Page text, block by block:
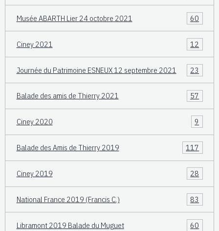
Musée ABARTH Lier 24 octobre 2021 60
Ciney 2021 12
Journée du Patrimoine ESNEUX 12 septembre 2021 23
Balade des amis de Thierry 2021 57
Ciney 2020 9
Balade des Amis de Thierry 2019 117
Ciney 2019 28
National France 2019 (Francis C.) 83
Libramont 2019 Balade du Muguet 60